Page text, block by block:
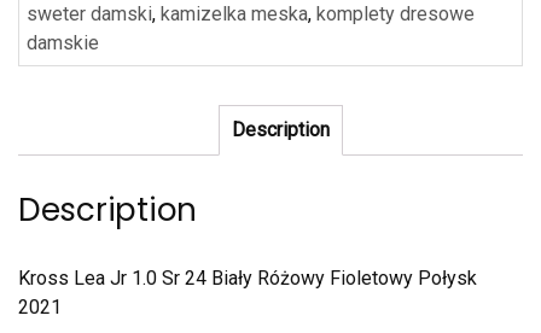
sweter damski, kamizelka meska, komplety dresowe
damskie
Description
Description
Kross Lea Jr 1.0 Sr 24 Biały Różowy Fioletowy Połysk
2021